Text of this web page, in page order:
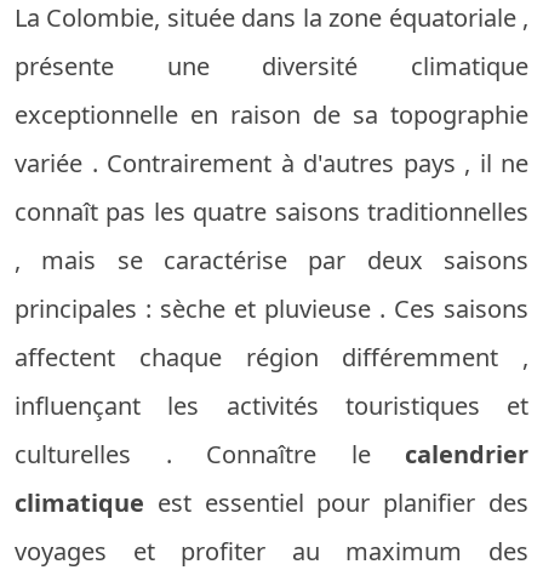
La Colombie, située dans la zone équatoriale,
présente
une diversité
climatique
exceptionnelle en raison de sa topographie
variée . Contrairement à d'autres pays , il ne
connaît pas les quatre saisons traditionnelles
,
mais se caractérise par deux
saisons
principales : sèche et pluvieuse . Ces saisons
affectent
chaque région différemment
,
influençant
les activités touristiques
et
culturelles
. Connaître le
calendrier
climatique est essentiel pour planifier des
voyages
et profiter au maximum
des